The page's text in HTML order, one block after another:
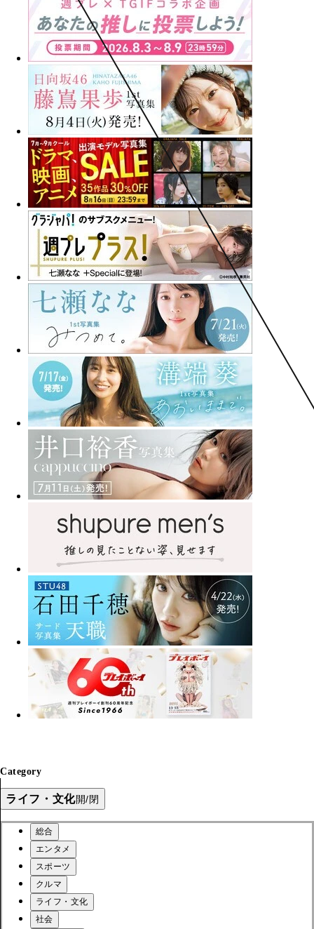
Category
ライフ・文化開/閉
総合
エンタメ
スポーツ
クルマ
ライフ・文化
社会